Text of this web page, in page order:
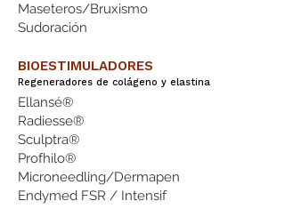
Maseteros/Bruxismo
Sudoración
Ellansé®
Radiesse®
Sculptra®
Profhilo®
Microneedling/Dermapen
Endymed FSR / Intensif
BIOESTIMULADORES
Regeneradores de colágeno y elastina